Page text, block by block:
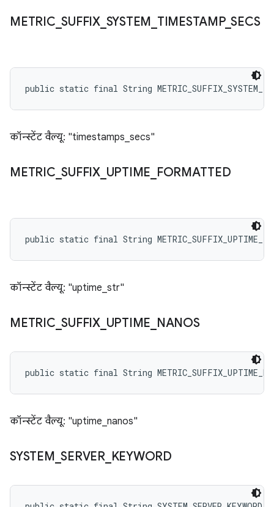
METRIC _SUFFIX_ SYSTEM TIMESTAMP_SECS
public static final String
कॉन्स्टेंट वैल्यू: "timestamps_secs"
METRIC _SUFFIX_ UPTIME FORMATTED
public static final String
कॉन्स्टेंट वैल्यू: "uptime_str"
METRIC _SUFFIX_ UPTIME NANOS
public static final String
कॉन्स्टेंट वैल्यू: "uptime_nanos"
SYSTEM _SERVER_ KEYWORD